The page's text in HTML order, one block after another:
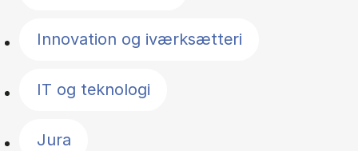
Innovation og iværksætteri
IT og teknologi
Jura